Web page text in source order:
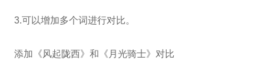
3.可以增加多个词进行对比。
添加《风起陇西》和《月光骑士》对比